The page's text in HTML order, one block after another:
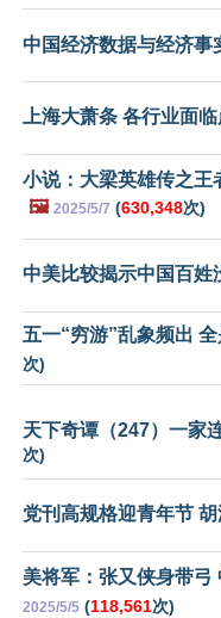
中国经济数据与经济事
上海大萧条 各行业面临
小说：大梁英雄传之王
🖼️ 2025/5/7 (630,348次)
中美比较揭示中国百姓
五一“穷游”乱象频出 全
次)
天下奇谭（247）一家
次)
党刊高规格迎青年节
美将军：张又侠身带弓
2025/5/5 (118,561次)